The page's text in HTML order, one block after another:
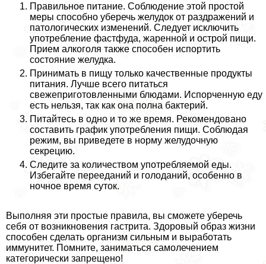
Правильное питание. Соблюдение этой простой
меры способно уберечь желудок от раздражений и
патологических изменений. Следует исключить
употрeбление фастфуда, жаренной и острой пищи.
Прием алкоголя также способен испортить
состояние желудка.
Принимать в пищу только качественные продукты
питания. Лучше всего питаться
свежеприготовленными блюдами. Испорченную еду
есть нельзя, так как она полна бактерий.
Питайтесь в одно и то же время. Рекомендовано
составить график употрeбления пищи. Соблюдая
режим, вы приведете в норму желудочную
секрецию.
Следите за количеством употрeбляемой еды.
Избегайте перееданий и голоданий, особенно в
ночное время суток.
Выполняя эти простые правила, вы сможете уберечь
себя от возникновения гастрита. Здоровый образ жизни
способен сделать организм сильным и выработать
иммунитет. Помните, заниматься самолечением
категорически запрещено!